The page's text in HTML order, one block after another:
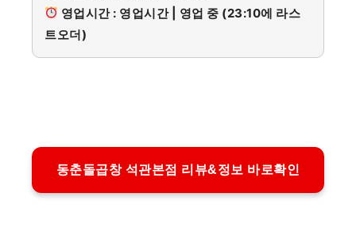
영업시간 : 영업시간 | 영업 중 (23:10에 라스
트오더)
동춘돌곱창 석관본점 리뷰&정보 바로확인